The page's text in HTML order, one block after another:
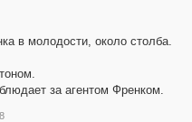
в молодости, около столба.
за агентом Френком.